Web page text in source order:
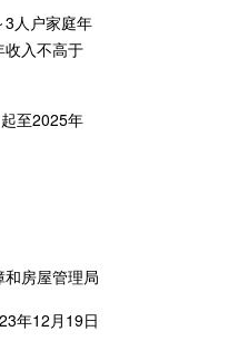
3人户家庭年
收入不高于
至2025年
和房屋管理局
年12月19日